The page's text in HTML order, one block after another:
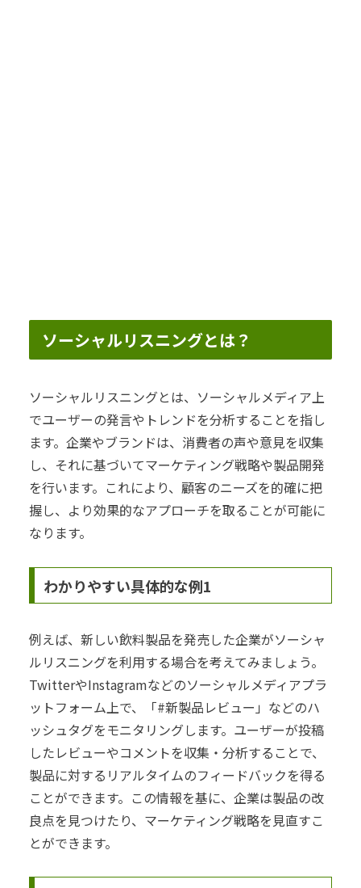
ソーシャルリスニングとは？
ソーシャルリスニングとは、ソーシャルメディア上
でユーザーの発言やトレンドを分析することを指し
ます。企業やブランドは、消費者の声や意見を収集
し、それに基づいてマーケティング戦略や製品開発
を行います。これにより、顧客のニーズを的確に把
握し、より効果的なアプローチを取ることが可能に
なります。
わかりやすい具体的な例1
例えば、新しい飲料製品を発売した企業がソーシャ
ルリスニングを利用する場合を考えてみましょう。
TwitterやInstagramなどのソーシャルメディアプラ
ットフォーム上で、「#新製品レビュー」などのハ
ッシュタグをモニタリングします。ユーザーが投稿
したレビューやコメントを収集・分析することで、
製品に対するリアルタイムのフィードバックを得る
ことができます。この情報を基に、企業は製品の改
良点を見つけたり、マーケティング戦略を見直すこ
とができます。